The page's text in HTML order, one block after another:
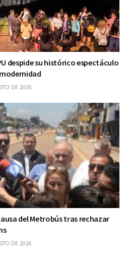
despide su histórico espectáculo
DE 2026
del Metrobús tras rechazar
DE 2026